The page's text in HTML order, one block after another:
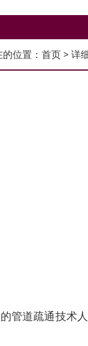
位置： 首页> 详
管道疏通技术